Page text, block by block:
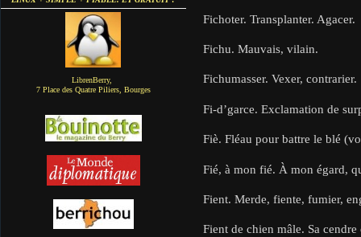
LibrenBerry,
7 Place des Quatre Piliers, Bourges
Fichoter. Transplanter. Agacer.
Fichu. Mauvais, vilain.
Fichumasser. Vexer, contrarier.
Fi-d’garce. Exclamation de
Fiè. Fléau pour battre le blé
Fié, à mon fié. À mon égard,
Fient. Merde, fiente, fumier,
Fient de chien mâle. Sa